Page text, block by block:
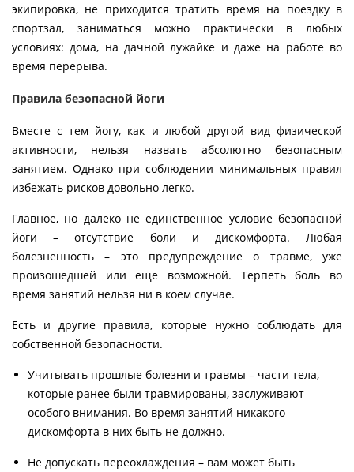
экипировка, не приходится тратить время на поездку в
спортзал, заниматься можно практически в любых
условиях: дома, на дачной лужайке и даже на работе во
время перерыва.
Правила безопасной йоги
Вместе с тем йогу, как и любой другой вид физической
активности, нельзя назвать абсолютно безопасным
занятием. Однако при соблюдении минимальных правил
избежать рисков довольно легко.
Главное, но далеко не единственное условие безопасной
йоги – отсутствие боли и дискомфорта. Любая
болезненность – это предупреждение о травме, уже
произошедшей или еще возможной. Терпеть боль во
время занятий нельзя ни в коем случае.
Есть и другие правила, которые нужно соблюдать для
собственной безопасности.
Учитывать прошлые болезни и травмы – части тела,
которые ранее были травмированы, заслуживают
особого внимания. Во время занятий никакого
дискомфорта в них быть не должно.
Не допускать переохлаждения – вам может быть